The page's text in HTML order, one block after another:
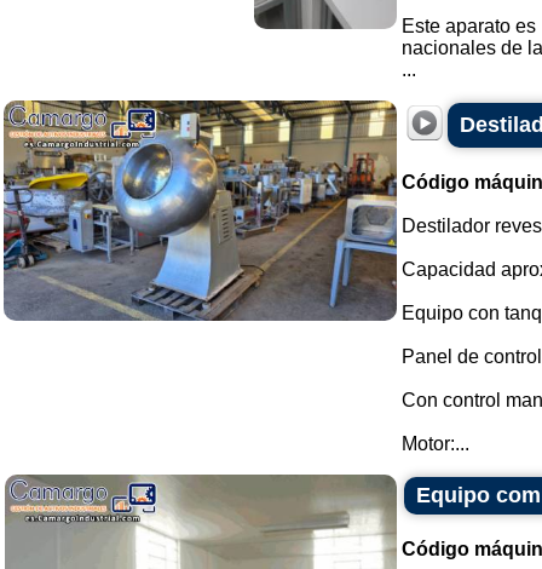
Este aparato
nacionales de
...
Código
Destilador
Capacidad
Equipo con
Panel de
Con control
Motor:...
Equipo
Código